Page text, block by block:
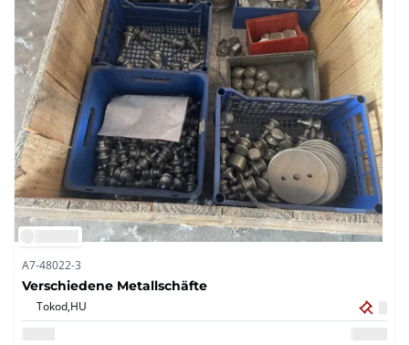
A7-48022-3
Verschiedene Metallschäfte
Tokod,HU